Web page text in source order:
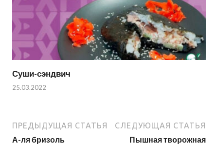
Суши-сэндвич
25.03.2022
ПРЕДЫДУЩАЯ СТАТЬЯ
А-ля бризоль
СЛЕДУЮЩАЯ СТАТЬЯ
Пышная творожная